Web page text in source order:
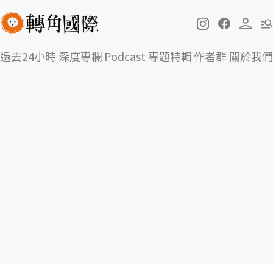
過去24小時深度專欄 Podcast 專題特輯作者群關於我們